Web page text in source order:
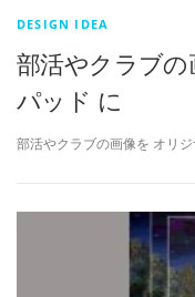
DESIGN IDEA
部活やクラブ
パッド に
部活やクラブの画像を オリ